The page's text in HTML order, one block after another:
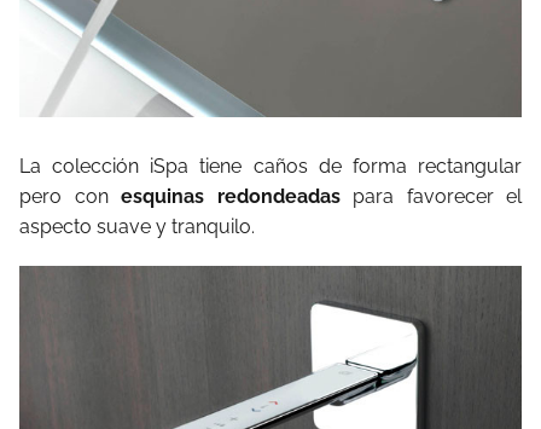
La colección iSpa tiene caños de forma rectangular
pero con esquinas redondeadas para favorecer el
aspecto suave y tranquilo.